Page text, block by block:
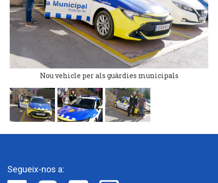
Nou vehicle per als guàrdies municipals
Segueix-nos a: